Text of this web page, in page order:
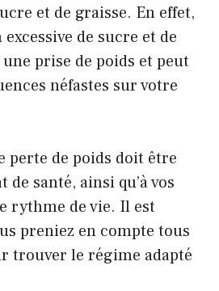
et de graisse. En effet,
de sucre et de
prise de poids et peut
néfastes sur votre
perte de poids doit être
de santé, ainsi qu’à vos
rythme de vie. Il est
preniez en compte tous
trouver le régime adapté